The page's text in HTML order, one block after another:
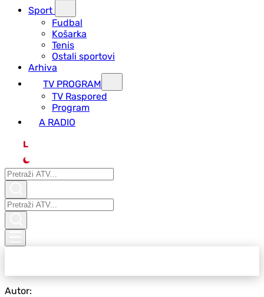
Sport
Fudbal
Košarka
Tenis
Ostali sportovi
Arhiva
TV PROGRAM
ТV Raspored
Program
A RADIO
L
Autor: